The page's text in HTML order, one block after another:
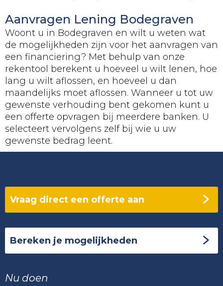
Aanvragen Lening Bodegraven
Woont u in Bodegraven en wilt u weten wat
de mogelijkheden zijn voor het aanvragen van
een financiering? Met behulp van onze
rekentool berekent u hoeveel u wilt lenen, hoe
lang u wilt aflossen, en hoeveel u dan
maandelijks moet aflossen. Wanneer u tot uw
gewenste verhouding bent gekomen kunt u
een offerte opvragen bij meerdere banken. U
selecteert vervolgens zelf bij wie u uw
gewenste bedrag leent.
Vraag direct een offerte aan
Bereken je mogelijkheden
Nu doen